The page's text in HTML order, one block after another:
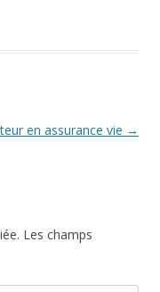
en assurance vie →
Les champs